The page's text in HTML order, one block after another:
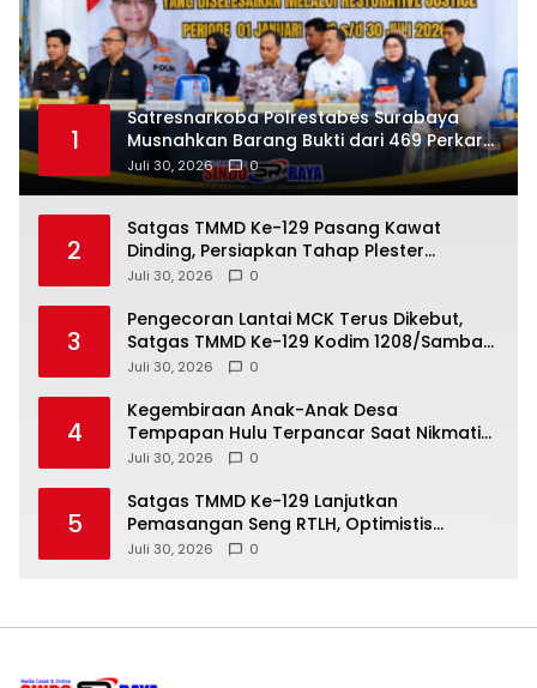
1
Satresnarkoba Polrestabes Surabaya
Musnahkan Barang Bukti dari 469 Perkara
Restorative Justice
Juli 30, 2026 0
2
Satgas TMMD Ke-129 Pasang Kawat
Dinding, Persiapkan Tahap Plester
Bangunan RTLH
Juli 30, 2026 0
3
Pengecoran Lantai MCK Terus Dikebut,
Satgas TMMD Ke-129 Kodim 1208/Sambas
Optimistis Selesai Tepat Waktu
Juli 30, 2026 0
4
Kegembiraan Anak-Anak Desa
Tempapan Hulu Terpancar Saat Nikmati
Air Bersih dari Sumur Bor Program TMMD
Juli 30, 2026 0
5
Satgas TMMD Ke-129 Lanjutkan
Pemasangan Seng RTLH, Optimistis
Program Selesai Tepat Waktu
Juli 30, 2026 0